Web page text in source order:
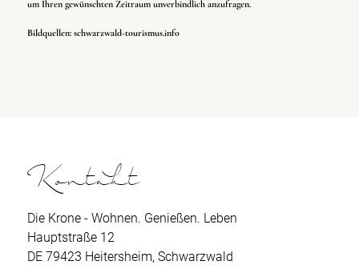
um Ihren gewünschten Zeitraum unverbindlich anzufragen.
Bildquellen: schwarzwald-tourismus.info
Kontakt
Die Krone - Wohnen. Genießen. Leben
Hauptstraße 12
DE 79423 Heitersheim, Schwarzwald